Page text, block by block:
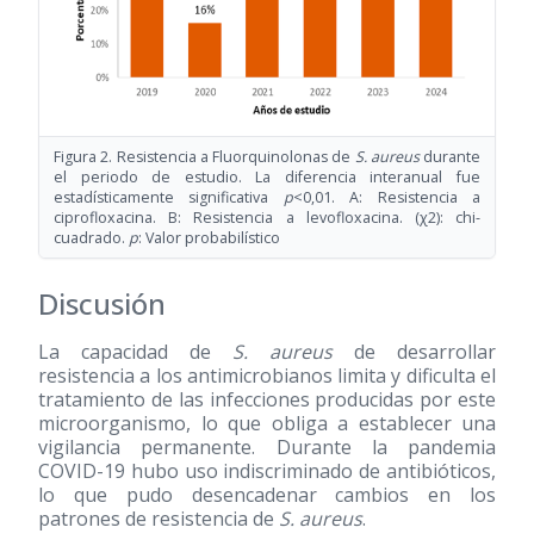
Figura 2. Resistencia a Fluorquinolonas de S. aureusdurante
el periodo de estudio. La diferencia interanual fue
estadísticamente significativa p<0,01. A: Resistencia a
ciprofloxacina. B: Resistencia a levofloxacina. (χ2): chi-
cuadrado. p: Valor probabilístico
Discusión
La capacidad de S. aureusde desarrollar
resistencia a los antimicrobianos limita y dificulta el
tratamiento de las infecciones producidas por este
microorganismo, lo que obliga a establecer una
vigilancia permanente. Durante la pandemia
COVID-19 hubo uso indiscriminado de antibióticos,
lo que pudo desencadenar cambios en los
patrones de resistencia de S. aureus.